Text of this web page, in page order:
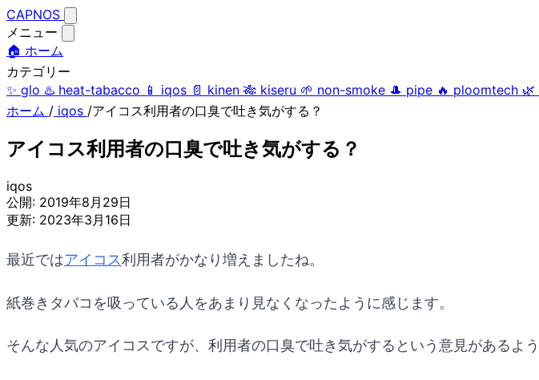
CAPNOS
メニュー
🏠 ホーム
カテゴリー
✨ glo ♨️ heat-tabacco 📱 iqos 📄 kinen 🎋 kiseru 🌱 non-smoke 🎩 pipe 🔥 ploomtech 🌿
ホーム / iqos /アイコス利用者の口臭で吐き気がする？
アイコス利用者の口臭で吐き気がする？
iqos
公開: 2019年8月29日
更新: 2023年3月16日
最近ではアイコス利用者がかなり増えましたね。
紙巻きタバコを吸っている人をあまり見なくなったように感じます。
そんな人気のアイコスですが、利用者の口臭で吐き気がするという意見があるよう